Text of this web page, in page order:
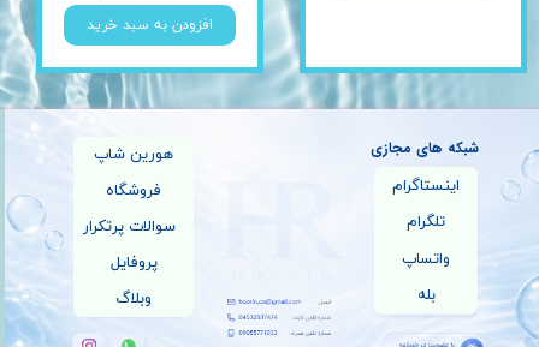
افزودن به سبد خرید
هورین شاپ
فروشگاه
سوالات پرتکرار
پروفایل
وبلاگ
اینستاگرام
تلگرام
واتساپ
بله
شبکه های مجازی